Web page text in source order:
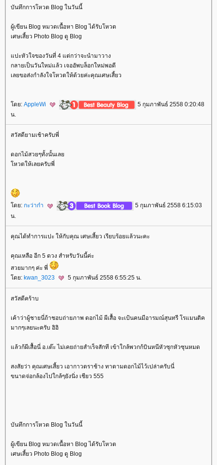
บันทึกการโหวต Blog ในวันนี้
ผู้เขียน Blog หมวดเนื้อหา Blog ได้รับโหวต
เศษเสี้ยว Photo Blog ดู Blog
ปะหัวใจของวันที่ 4 แต่กว่าจะนำมาวาง
กลายเป็นวันใหม่แล้ว เจออัพบล็อกใหม่พอดี
เลยขอส่งกำลังใจโหวตให้ด้วยค่ะคุณเศษเสี้ยว
ดย: AppleWi
5 กุมภาพันธ์ 2558 0:20:48
น.
สวัสดียามเช้าครับพี่
ดอกไม้สวยๆทั้งนั้นเล
หวตให้เลยครับพี่
ดย: กะว่าก๋า
5 กุมภาพันธ์ 2558 6:15:03
น.
คุณได้ทำการแปะ ให้กับคุณ เศษเสี้ยว เรียบร้อยแล้วนะคะ
คุณเหลือ อีก 5 ดวง สำหรับวันนี้ค่ะ
สวยมากๆ ค่ะ พี่
ดย: kwan_3023 5 กุมภาพันธ์ 2558 6:55:25 น.
สวัสดีคร้าบ
เค้าว่าผู้ชายนี่ถ้าชอบถ่ายภาพ ดอกไม้ ผีเสื้อ จะเป้นคนมีอารมณ์สุนทรี โรแมนติค
มากๆเลยนะครับ อิอิ
ล้วก้ผีเสื้อนี่ อ.เต๊ะ ไม่เคยถ่ายสำเร็จสักที เข้าใกล้พวกก้บินหนีหัวซุกหัวซุนหมด
สงสัยว่า คุณเศษเสี้ยว เอากาวตราช้าง ทาตามดอกไม้ไว้เปล่าครับนี่
ขนาดจ่อกล้องไปใกล้ๆยังนิ่ง เชียว 555
บันทึกการโหวต Blog ในวันนี้
ผู้เขียน Blog หมวดเนื้อหา Blog ได้รับโหวต
เศษเสี้ยว Photo Blog ดู Blog